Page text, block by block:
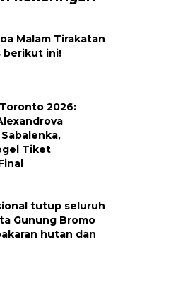
Malam Tirakatan
berikut ini!
2026:
Tiket
tutup seluruh
Gunung Bromo
hutan dan